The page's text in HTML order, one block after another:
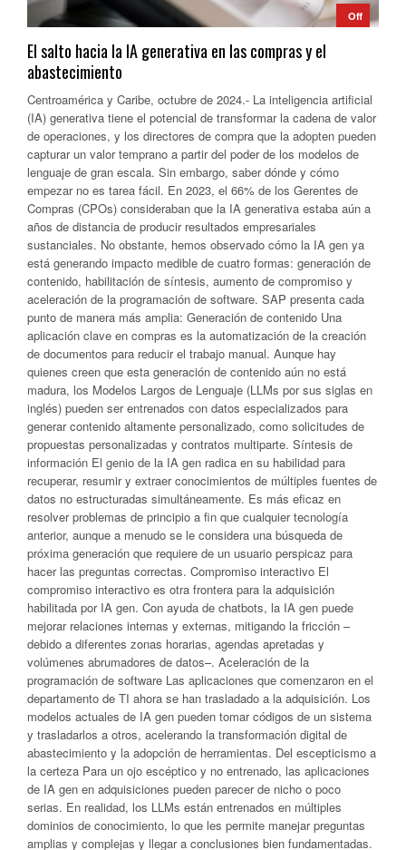
Off
El salto hacia la IA generativa en las compras y el
abastecimiento
Centroamérica y Caribe, octubre de 2024.- La inteligencia artificial
(IA) generativa tiene el potencial de transformar la cadena de valor
de operaciones, y los directores de compra que la adopten pueden
capturar un valor temprano a partir del poder de los modelos de
lenguaje de gran escala. Sin embargo, saber dónde y cómo
empezar no es tarea fácil. En 2023, el 66% de los Gerentes de
Compras (CPOs) consideraban que la IA generativa estaba aún a
años de distancia de producir resultados empresariales
sustanciales. No obstante, hemos observado cómo la IA gen ya
está generando impacto medible de cuatro formas: generación de
contenido, habilitación de síntesis, aumento de compromiso y
aceleración de la programación de software. SAP presenta cada
punto de manera más amplia: Generación de contenido Una
aplicación clave en compras es la automatización de la creación
de documentos para reducir el trabajo manual. Aunque hay
quienes creen que esta generación de contenido aún no está
madura, los Modelos Largos de Lenguaje (LLMs por sus siglas en
inglés) pueden ser entrenados con datos especializados para
generar contenido altamente personalizado, como solicitudes de
propuestas personalizadas y contratos multiparte. Síntesis de
información El genio de la IA gen radica en su habilidad para
recuperar, resumir y extraer conocimientos de múltiples fuentes de
datos no estructuradas simultáneamente. Es más eficaz en
resolver problemas de principio a fin que cualquier tecnología
anterior, aunque a menudo se le considera una búsqueda de
próxima generación que requiere de un usuario perspicaz para
hacer las preguntas correctas. Compromiso interactivo El
compromiso interactivo es otra frontera para la adquisición
habilitada por IA gen. Con ayuda de chatbots, la IA gen puede
mejorar relaciones internas y externas, mitigando la fricción –
debido a diferentes zonas horarias, agendas apretadas y
volúmenes abrumadores de datos–. Aceleración de la
programación de software Las aplicaciones que comenzaron en el
departamento de TI ahora se han trasladado a la adquisición. Los
modelos actuales de IA gen pueden tomar códigos de un sistema
y trasladarlos a otros, acelerando la transformación digital de
abastecimiento y la adopción de herramientas. Del escepticismo a
la certeza Para un ojo escéptico y no entrenado, las aplicaciones
de IA gen en adquisiciones pueden parecer de nicho o poco
serias. En realidad, los LLMs están entrenados en múltiples
dominios de conocimiento, lo que les permite manejar preguntas
amplias y complejas y llegar a conclusiones bien fundamentadas.